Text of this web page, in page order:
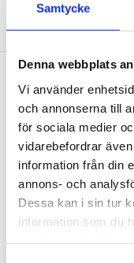
Samtycke
Denna webbplats
Vi använder
och annonserna till
för sociala medier
vidarebefordrar
information från din
annons- och
Dessa kan i sin tur
information som du
Dina personuppgifter